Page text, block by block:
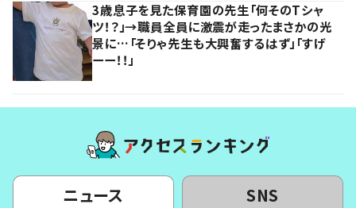
3歳息子を見た保育園の先生「何そのTシャ
ツ！？」→職員全員に激震が走ったまさかの光
景に…「そりゃ先生も大興奮するはず」「すげ
ーー！！」
ニュース SNS